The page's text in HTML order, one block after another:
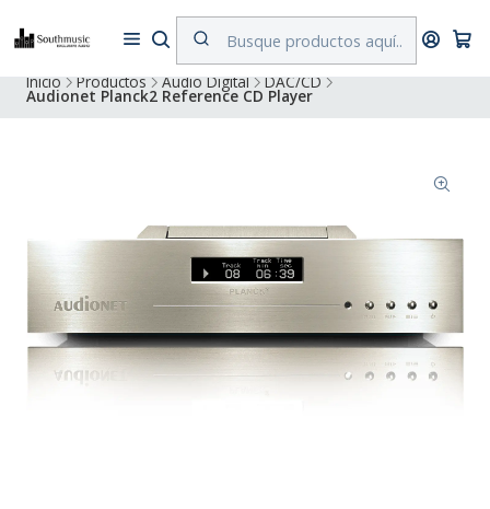
Despacho a todo Chile. Envíos gratuitos a Región Metropolitana por
compras superiores a $500.000
Inicio Productos Audio Digital DAC/CD
Audionet Planck2 Reference CD Player